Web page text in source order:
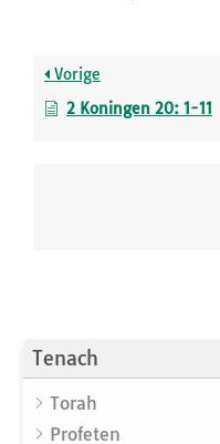
Tenach
Torah
Profeten
Vorige
2 Koningen 20: 1-11